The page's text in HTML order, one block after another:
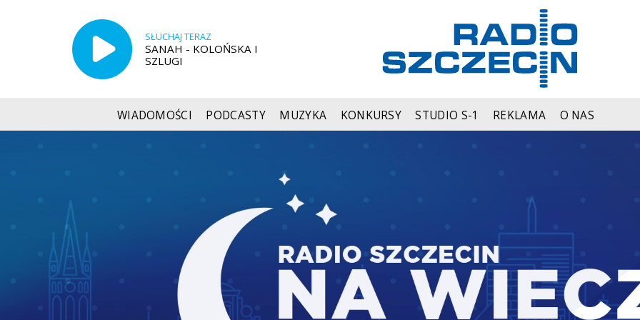
SŁUCHAJ TERAZ
SANAH - KOLOŃSKA I
SZLUGI
WIADOMOŚCI PODCASTY MUZYKA KONKURSY STUDIO S-1 REKLAMA O NAS